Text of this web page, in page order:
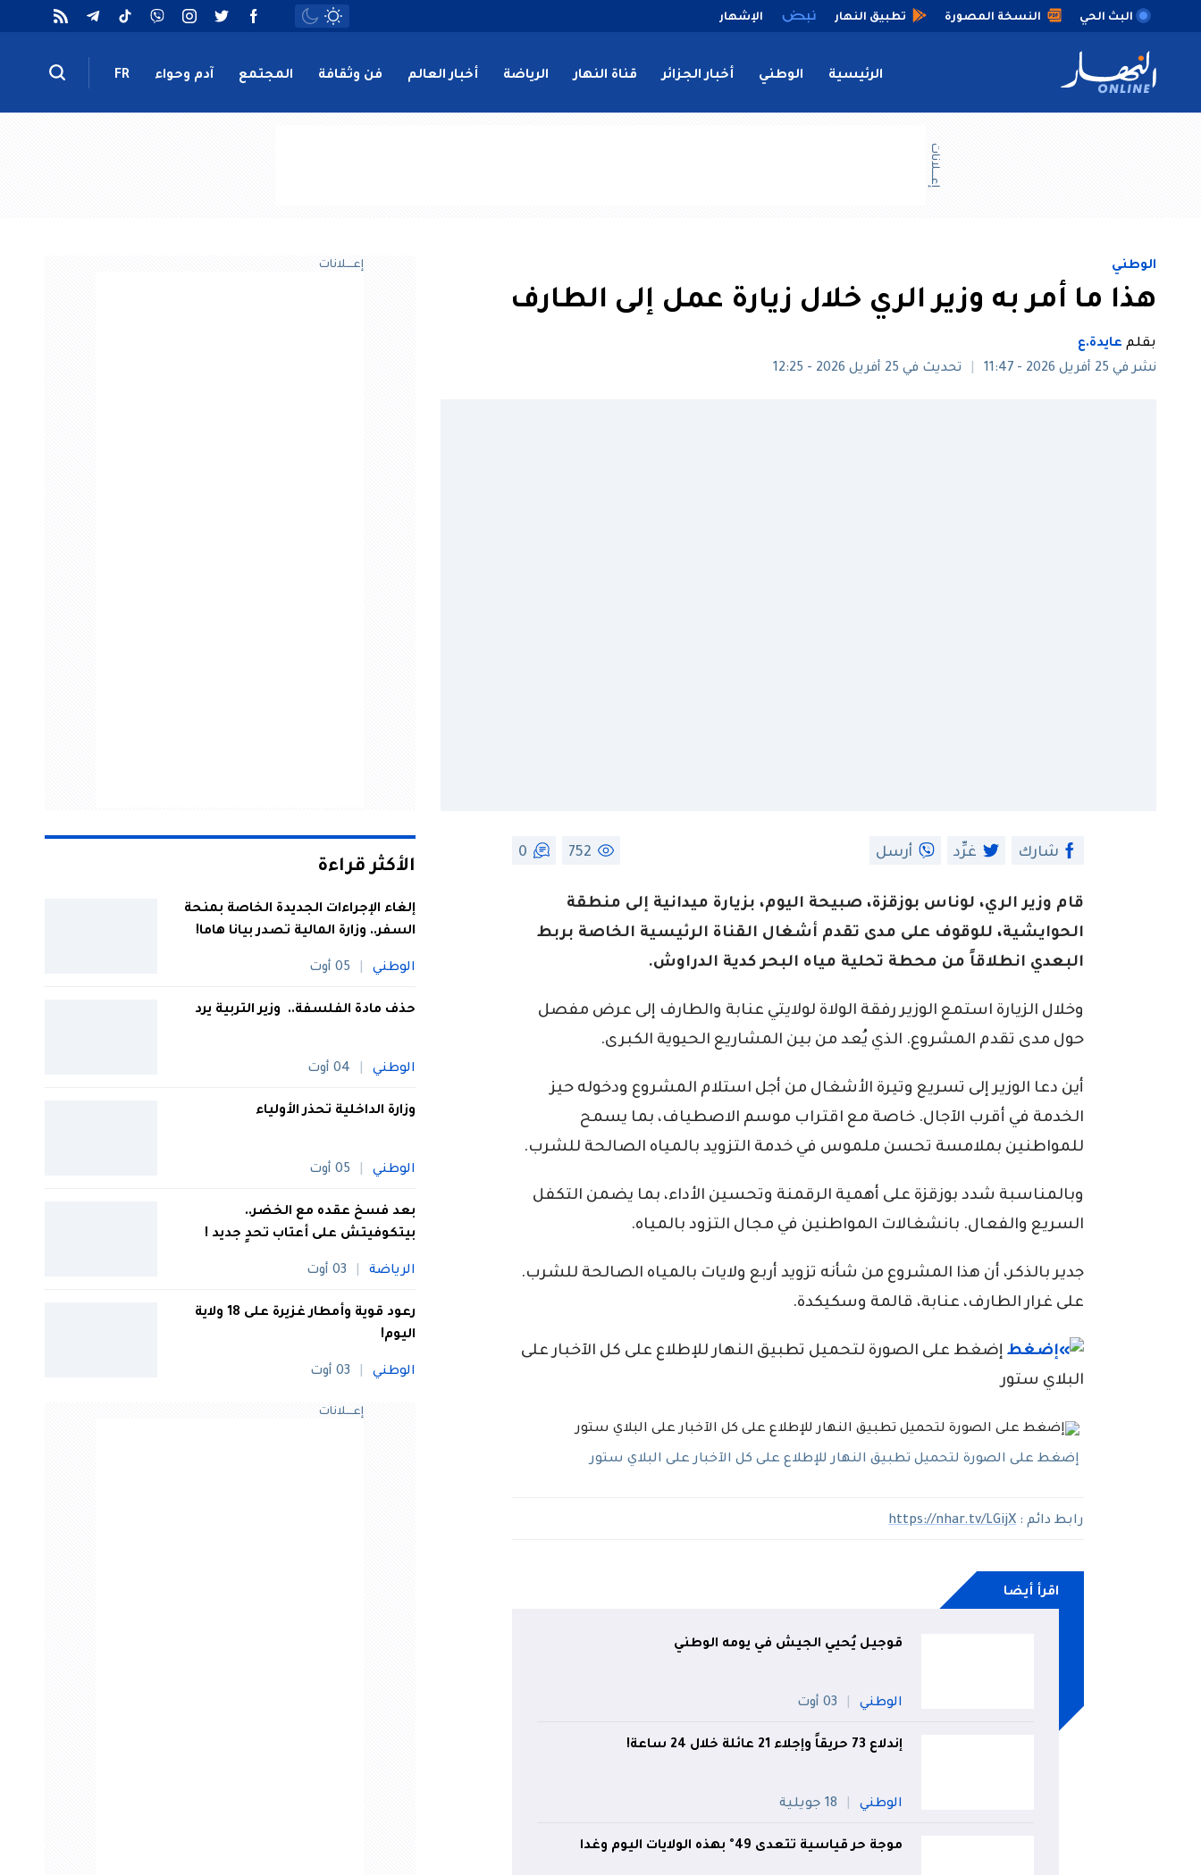
البث الحي النسخة المصورة تطبيق النهار الإشهار
الرئيسية الوطني أخبار الجزائر قناة النهار الرياضة أخبار العالم فن وثقافة المجتمع آدم وحواء FR
إعــــلانات
الوطني
هذا ما أمر به وزير الري خلال زيارة عمل إلى الطارف
بقلم عايدة.ع
نشر في 25 أفريل 2026 - 11:47
تحديث في 25 أفريل 2026 - 12:25
شارك غرِّد أرسل 752
0
قام وزير الري، لوناس بوزقزة، صبيحة اليوم، بزيارة ميدانية إلى منطقة
الحوايشية، للوقوف على مدى تقدم أشغال القناة الرئيسية الخاصة بربط
البعدي انطلاقاً من محطة تحلية مياه البحر كدية الدراوش.
وخلال الزيارة استمع الوزير رفقة الولاة لولايتي عنابة والطارف إلى عرض مفصل
حول مدى تقدم المشروع. الذي يُعد من بين المشاريع الحيوية الكبرى.
أين دعا الوزير إلى تسريع وتيرة الأشغال من أجل استلام المشروع ودخوله حيز
الخدمة في أقرب الآجال. خاصة مع اقتراب موسم الاصطياف، بما يسمح
للمواطنين بملامسة تحسن ملموس في خدمة التزويد بالمياه الصالحة للشرب.
وبالمناسبة شدد بوزقزة على أهمية الرقمنة وتحسين الأداء، بما يضمن التكفل
السريع والفعال. بانشغالات المواطنين في مجال التزود بالمياه.
جدير بالذكر، أن هذا المشروع من شأنه تزويد أربع ولايات بالمياه الصالحة للشرب.
على غرار الطارف، عنابة، قالمة وسكيكدة.
إضغط على الصورة لتحميل تطبيق النهار للإطلاع على كل الآخبار على
البلاي ستور
إضغط على الصورة لتحميل تطبيق النهار للإطلاع على كل الآخبار على البلاي ستور
رابط دائم :https://nhar.tv/LGijX
اقرأ أيضا
قوجيل يُحيي الجيش في يومه الوطني
الوطني 03 أوت
إندلاع 73 حريقاً وإجلاء 21 عائلة خلال 24 ساعة!
الوطني 18 جويلية
موجة حر قياسية تتعدى 49° بهذه الولايات اليوم وغدا
إعــــلانات
الأكثر قراءة
إلغاء الإجراءات الجديدة الخاصة بمنحة
السفر.. وزارة المالية تصدر بيانا هاما!
الوطني 05 أوت
حذف مادة الفلسفة.. وزير التربية يرد
الوطني 04 أوت
وزارة الداخلية تحذر الأولياء
الوطني 05 أوت
بعد فسخ عقده مع الخضر..
بيتكوفيتش على أعتاب تحدٍ جديد !
الرياضة 03 أوت
رعود قوية وأمطار غزيرة على 18 ولاية
اليوم!
الوطني 03 أوت
إعــــلانات